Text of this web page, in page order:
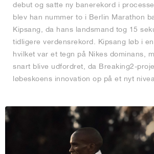
debut og satte ny banerekord i
blev han nummer to i Berlin Marathon
Kipsang, da hans landsmand tog 15
tidligere verdensrekord. Kipsang løb i
hvilket var et tegn på Nikes dominans,
snart blive udfordret, da Breaking2-
løbeskoens innovation op på et nyt